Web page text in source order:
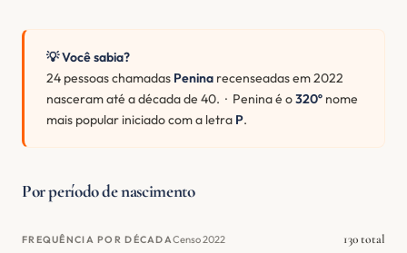
💡 Você sabia?
24 pessoas chamadas Penina recenseadas em 2022
nasceram até a década de 40. · Penina é o320º nome
mais popular iniciado com a letra P.
Por período de nascimento
FREQUÊNCIA POR DÉCADACenso 2022 130 total